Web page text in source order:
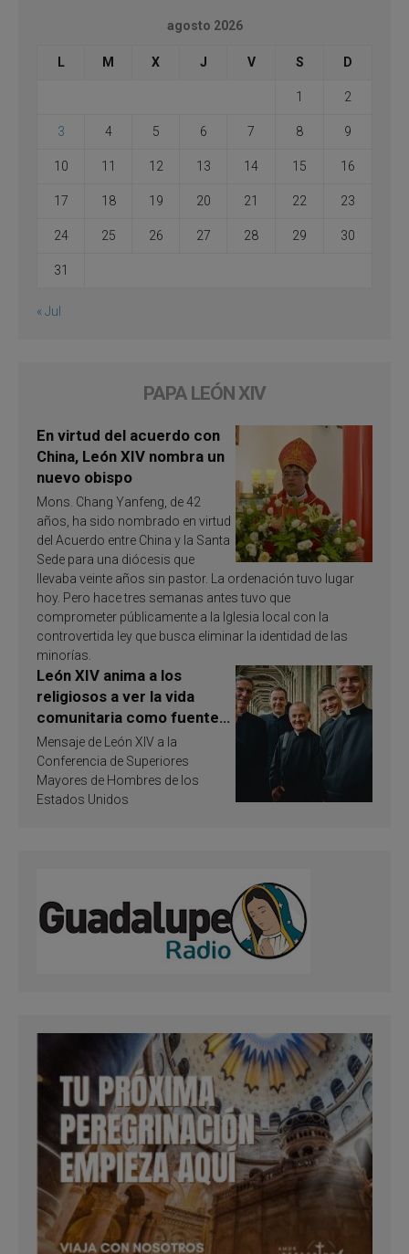
agosto 2026
L M X J V S D
1 2
3 4 5 6 7 8 9
10 11 12 13 14 15 16
17 18 19 20 21 22 23
24 25 26 27 28 29 30
31
« Jul
PAPA LEÓN XIV
En virtud del acuerdo con
China, León XIV nombra un
nuevo obispo
Mons. Chang Yanfeng, de 42
años, ha sido nombrado en virtud
del Acuerdo entre China y la Santa
Sede para una diócesis que
llevaba veinte años sin pastor. La ordenación tuvo lugar
hoy. Pero hace tres semanas antes tuvo que
comprometer públicamente a la Iglesia local con la
controvertida ley que busca eliminar la identidad de las
minorías.
León XIV anima a los
religiosos a ver la vida
comunitaria como fuente
de inspiración y
santificación
Mensaje de León XIV a la
Conferencia de Superiores
Mayores de Hombres de los
Estados Unidos